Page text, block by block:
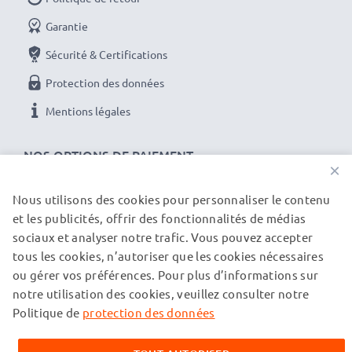
NOS OPTIONS DE PAIEMENT
Garantie
Sécurité & Certifications
Protection des données
Mentions légales
NOS PARTENAIRES DE LIVRAISON
© subtel.ch 2026
Tous les prix incluent la TVA et excluent les frais de port.
Veuillez noter que toutes les marques citées sont des
mentionnées sur nos pages web uniquement pour fournir des
×
Nous utilisons des cookies pour personnaliser le contenu
et les publicités, offrir des fonctionnalités de médias
sociaux et analyser notre trafic. Vous pouvez accepter
tous les cookies, n’autoriser que les cookies nécessaires
ou gérer vos préférences. Pour plus d’informations sur
notre utilisation des cookies, veuillez consulter notre
Politique de protection des données